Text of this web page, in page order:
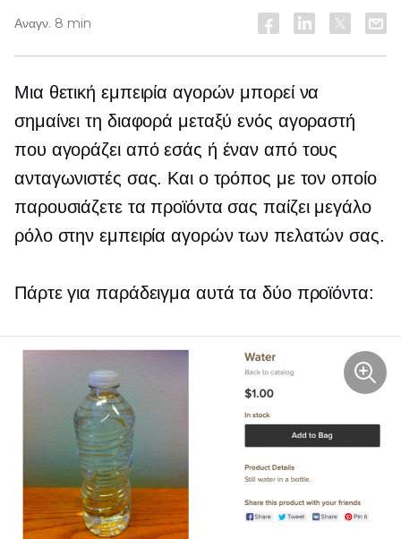
Αναγν. 8 min
Μια θετική εμπειρία αγορών μπορεί να
σημαίνει τη διαφορά μεταξύ ενός αγοραστή
που αγοράζει από εσάς ή έναν από τους
ανταγωνιστές σας. Και ο τρόπος με τον οποίο
παρουσιάζετε τα προϊόντα σας παίζει μεγάλο
ρόλο στην εμπειρία αγορών των πελατών σας.
Πάρτε για παράδειγμα αυτά τα δύο προϊόντα: